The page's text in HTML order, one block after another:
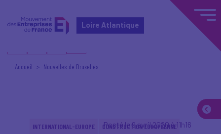
Loire Atlantique
Accueil Nouvelles de Bruxelles
Posté le 9 avril 2020 à 11h16
INTERNATIONAL-EUROPE CONSTRUCTION EUROPÉENNE